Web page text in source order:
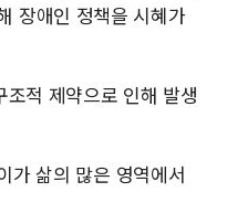
장애인 정책을 시혜가
적 제약으로 인해 발생
가 삶의 많은 영역에서